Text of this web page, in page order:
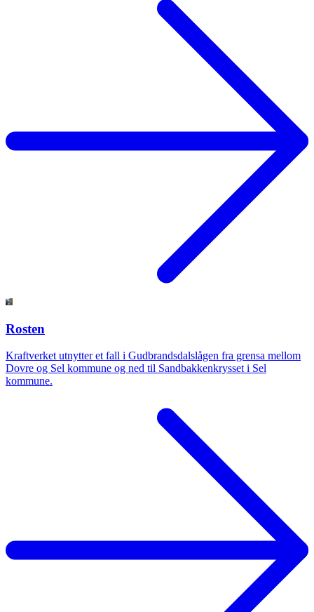
Rosten
Kraftverket utnytter et fall i Gudbrandsdalslågen fra grensa mellom
Dovre og Sel kommune og ned til Sandbakkenkrysset i Sel
kommune.